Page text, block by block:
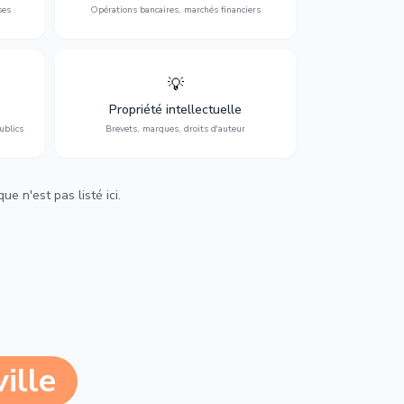
Opérations bancaires, marchés financiers
💡
Propriété intellectuelle
Brevets, marques, droits d'auteur
Protection de vos créations : brevets,
marques, droits d'auteur et lutte contre la
contrefaçon.
n'est pas listé ici.